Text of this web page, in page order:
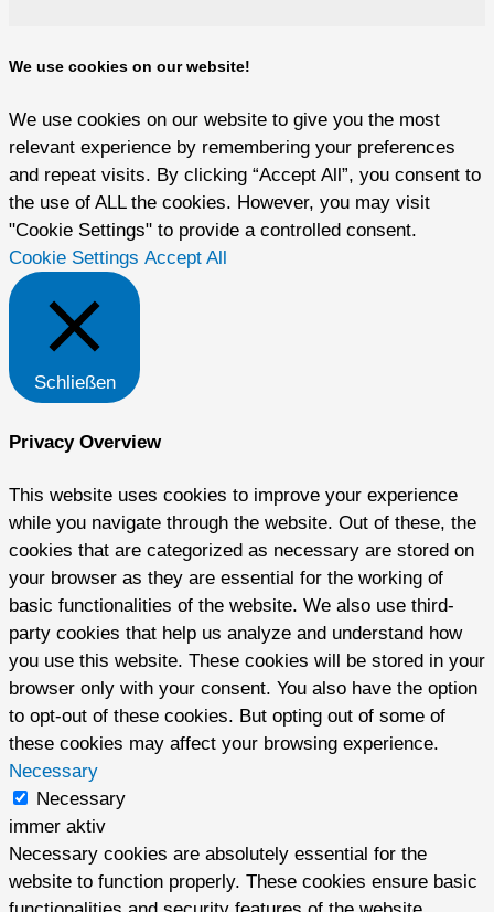
We use cookies on our website!
We use cookies on our website to give you the most
relevant experience by remembering your preferences
and repeat visits. By clicking “Accept All”, you consent to
the use of ALL the cookies. However, you may visit
"Cookie Settings" to provide a controlled consent.
Cookie Settings Accept All
Schließen
Privacy Overview
This website uses cookies to improve your experience
while you navigate through the website. Out of these, the
cookies that are categorized as necessary are stored on
your browser as they are essential for the working of
basic functionalities of the website. We also use third-
party cookies that help us analyze and understand how
you use this website. These cookies will be stored in your
browser only with your consent. You also have the option
to opt-out of these cookies. But opting out of some of
these cookies may affect your browsing experience.
Necessary
Necessary
immer aktiv
Necessary cookies are absolutely essential for the
website to function properly. These cookies ensure basic